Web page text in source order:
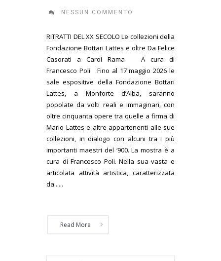
NESSUN COMMENTO
RITRATTI DEL XX SECOLO Le collezioni della
Fondazione Bottari Lattes e oltre Da Felice
Casorati a Carol Rama A cura di
Francesco Poli Fino al 17 maggio 2026 le
sale espositive della Fondazione Bottari
Lattes, a Monforte d’Alba, saranno
popolate da volti reali e immaginari, con
oltre cinquanta opere tra quelle a firma di
Mario Lattes e altre appartenenti alle sue
collezioni, in dialogo con alcuni tra i più
importanti maestri del ‘900. La mostra è a
cura di Francesco Poli. Nella sua vasta e
articolata attività artistica, caratterizzata
da......
Read More